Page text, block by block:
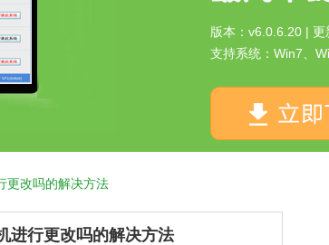
版本：v6.0.6.20 |
支持系统：Win7、
更改吗的解决方法
进行更改吗的解决方法